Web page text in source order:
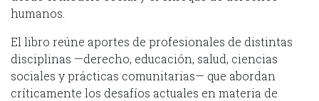
humanos.
El libro reúne aportes de profesionales de distintas
disciplinas —derecho, educación, salud, ciencias
sociales y prácticas comunitarias— que abordan
críticamente los desafíos actuales en materia de